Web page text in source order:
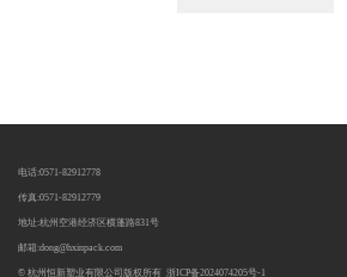
电话:0571-82912778
传真:0571-82912779
地址:杭州空港经济区横蓬路831号
邮箱:dong@hxinpack.com
© 杭州恒新塑业有限公司版权所有 浙ICP备2024074205号-1